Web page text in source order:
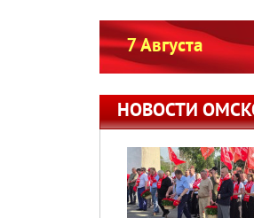
7 Августа
НОВОСТИ